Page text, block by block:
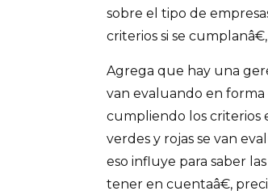
sobre el tipo de
criterios si se
Agrega que hay una
van evaluando en forma
cumpliendo los criterios
verdes y rojas se van
eso influye para saber
tener en cuentaâ€,